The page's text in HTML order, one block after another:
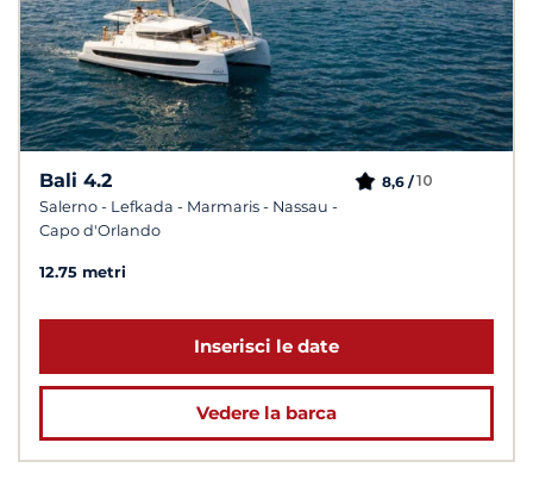
Bali 4.2
Salerno - Lefkada - Marmaris - Nassau -
Capo d'Orlando
8,6 /10
12.75 metri
Inserisci le date
Vedere la barca